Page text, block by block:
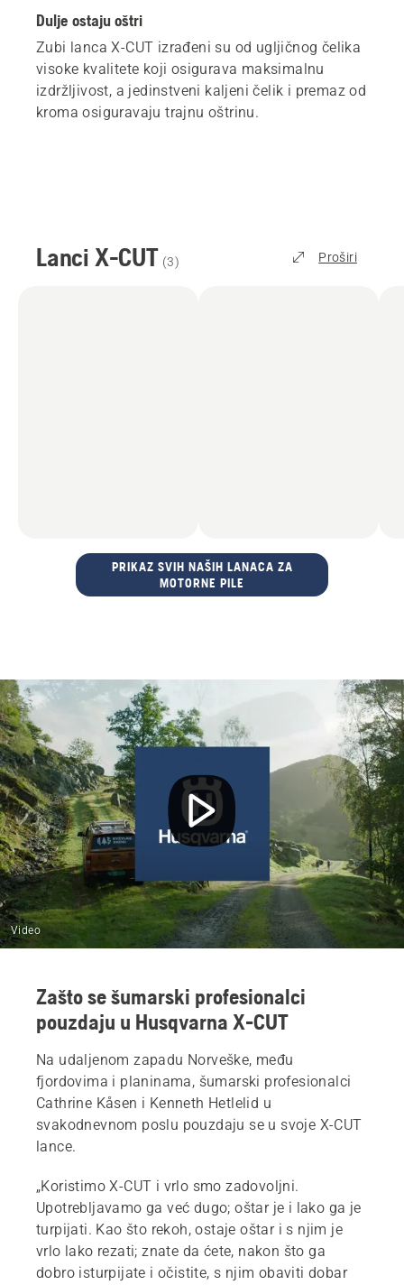
Dulje ostaju oštri
Zubi lanca X-CUT izrađeni su od ugljičnog čelika
visoke kvalitete koji osigurava maksimalnu
izdržljivost, a jedinstveni kaljeni čelik i premaz od
kroma osiguravaju trajnu oštrinu.
Lanci X-CUT (3) Proširi
PRIKAZ SVIH NAŠIH LANACA ZA
MOTORNE PILE
Video
Zašto se šumarski profesionalci
pouzdaju u Husqvarna X-CUT
Na udaljenom zapadu Norveške, među
fjordovima i planinama, šumarski profesionalci
Cathrine Kåsen i Kenneth Hetlelid u
svakodnevnom poslu pouzdaju se u svoje X-CUT
lance.
„Koristimo X-CUT i vrlo smo zadovoljni.
Upotrebljavamo ga već dugo; oštar je i lako ga je
turpijati. Kao što rekoh, ostaje oštar i s njim je
vrlo lako rezati; znate da ćete, nakon što ga
dobro isturpijate i očistite, s njim obaviti dobar